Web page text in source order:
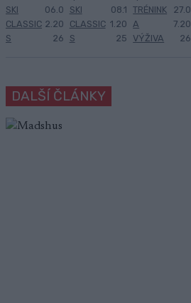
SKI
CLASSIC
S
06.0
2.20
26
SKI
CLASSIC
S
08.1
1.20
25
TRÉNINK
A
VÝŽIVA
27.0
7.20
26
DALŠÍ ČLÁNKY